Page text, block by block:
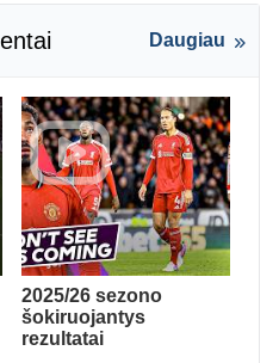
Daugiau
2025/26 sezono
šokiruojantys
rezultatai